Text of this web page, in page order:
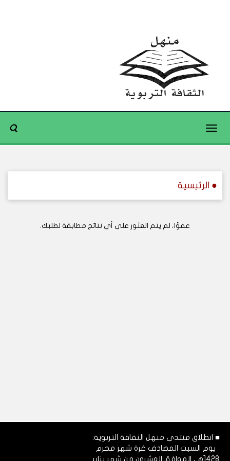
Toggle
● الرئيسية
عفوًا، لم يتم العثور على أي نتائج مطابقة لطلبك.
■ انطلاق منتدى منهل الثقافة التربوية:
يوم السبت المصادف غرة شهر محرم
1428هـ، الموافق العشرون من شهر يناير